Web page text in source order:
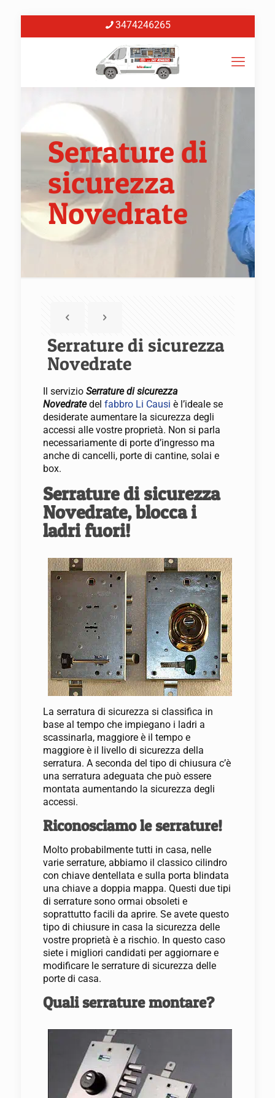
3474246265
Serrature di
sicurezza
Novedrate
Serrature di sicurezza
Novedrate
Il servizio Serrature di sicurezza
Novedratedel fabbro Li Causi è l’ideale se
desiderate aumentare la sicurezza degli
accessi alle vostre proprietà. Non si parla
necessariamente di porte d’ingresso ma
anche di cancelli, porte di cantine, solai e
box.
Serrature di sicurezza
Novedrate, blocca i
ladri fuori!
La serratura di sicurezza si classifica in
base al tempo che impiegano i ladri a
scassinarla, maggiore è il tempo e
maggiore è il livello di sicurezza della
serratura. A seconda del tipo di chiusura c’è
una serratura adeguata che può essere
montata aumentando la sicurezza degli
accessi.
Riconosciamo le serrature!
Molto probabilmente tutti in casa, nelle
varie serrature, abbiamo il classico cilindro
con chiave dentellata e sulla porta blindata
una chiave a doppia mappa. Questi due tipi
di serrature sono ormai obsoleti e
soprattutto facili da aprire. Se avete questo
tipo di chiusure in casa la sicurezza delle
vostre proprietà è a rischio. In questo caso
siete i migliori candidati per aggiornare e
modificare le serrature di sicurezza delle
porte di casa.
Quali serrature montare?